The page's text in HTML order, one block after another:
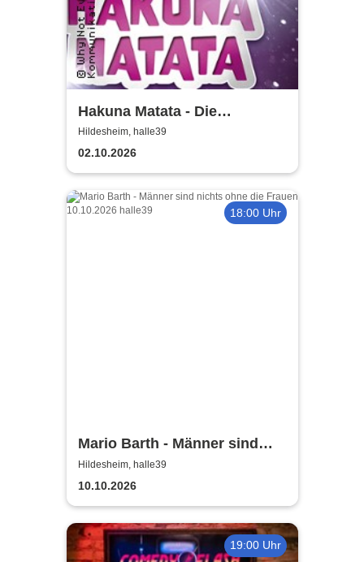
Hakuna Matata - Die
einzigartige große
Kindermusical-Gala
Hildesheim, halle39
02.10.2026
18:00 Uhr
Mario Barth - Männer sind
nichts ohne die Frauen
Hildesheim, halle39
10.10.2026
19:00 Uhr